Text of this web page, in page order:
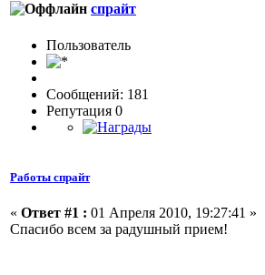
спрайт
Пользовaтeль
Сообщений: 181
Репутация 0
Работы спрайт
« Ответ #1 : 01 Апреля 2010, 19:27:41 »
Спасибо всем за радушный прием!